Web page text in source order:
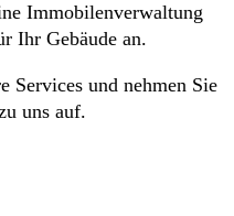
Immobilenverwaltung
Ihr Gebäude an.
Services und nehmen Sie
uns auf.